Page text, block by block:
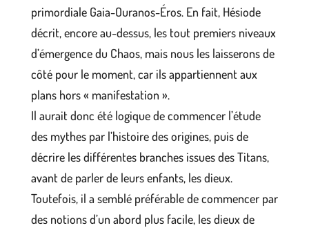
primordiale Gaia-Ouranos-Éros. En fait, Hésiode
décrit, encore au-dessus, les tout premiers niveaux
d’émergence du Chaos, mais nous les laisserons de
côté pour le moment, car ils appartiennent aux
plans hors « manifestation ».
Il aurait donc été logique de commencer l’étude
des mythes par l’histoire des origines, puis de
décrire les différentes branches issues des Titans,
avant de parler de leurs enfants, les dieux.
Toutefois, il a semblé préférable de commencer par
des notions d’un abord plus facile, les dieux de